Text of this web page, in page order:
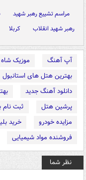
مراسم تشییع رهبر شهید
رهبر شهید انقلاب
کربلا
آپ آهنگ موزیک شاه
بهترین هتل های استانبول
دانلود آهنگ جدید
پرشین هتل
ثبت نام
مزایده خودرو
خرید
فروشنده مواد شیمیایی
نظر شما